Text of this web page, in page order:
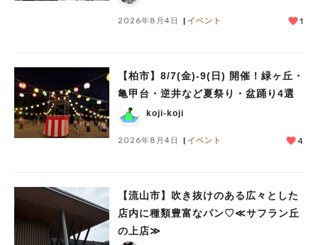
2026年8月4日 イベント 1
【柏市】8/7(金)‐9(日) 開催！緑ヶ丘・
亀甲台・逆井など夏祭り・盆踊り4選
koji-koji
2026年8月4日 イベント 4
【流山市】吹き抜けのある広々とした
店内に種類豊富なパン♡≪サフラン丘
の上店≫